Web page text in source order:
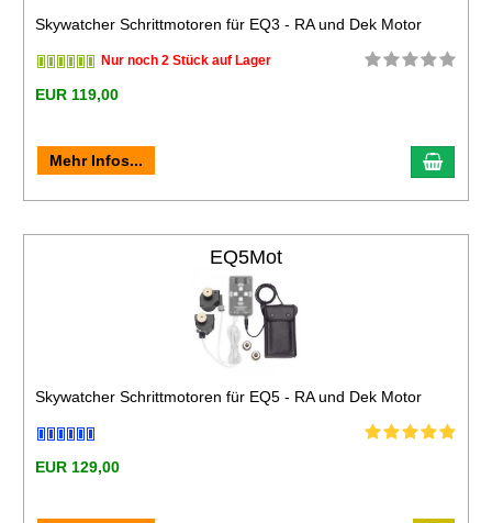
Skywatcher Schrittmotoren für EQ3 - RA und Dek Motor
Nur noch 2 Stück auf Lager
EUR 119,00
Mehr Infos...
EQ5Mot
Skywatcher Schrittmotoren für EQ5 - RA und Dek Motor
EUR 129,00